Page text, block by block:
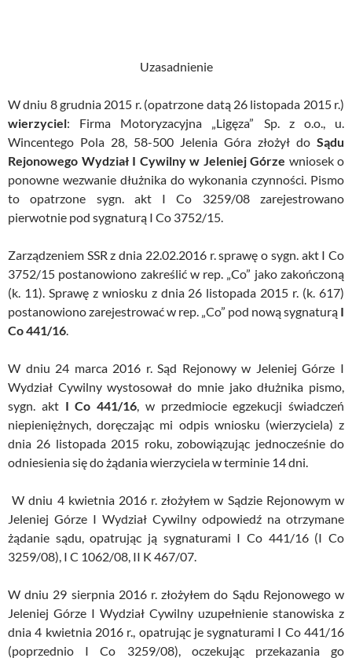
Uzasadnienie
W dniu 8 grudnia 2015 r. (opatrzone datą 26 listopada 2015 r.)
wierzyciel: Firma Motoryzacyjna „Ligęza” Sp. z o.o., u.
Wincentego Pola 28, 58-500 Jelenia Góra złożył do Sądu
Rejonowego Wydział I Cywilny w Jeleniej Górze wniosek o
ponowne wezwanie dłużnika do wykonania czynności. Pismo
to opatrzone sygn. akt I Co 3259/08 zarejestrowano
pierwotnie pod sygnaturą I Co 3752/15.
Zarządzeniem SSR z dnia 22.02.2016 r. sprawę o sygn. akt I Co
3752/15 postanowiono zakreślić w rep. „Co” jako zakończoną
(k. 11). Sprawę z wniosku z dnia 26 listopada 2015 r. (k. 617)
postanowiono zarejestrować w rep. „Co” pod nową sygnaturą I
Co 441/16.
W dniu 24 marca 2016 r. Sąd Rejonowy w Jeleniej Górze I
Wydział Cywilny wystosował do mnie jako dłużnika pismo,
sygn. akt I Co 441/16, w przedmiocie egzekucji świadczeń
niepieniężnych, doręczając mi odpis wniosku (wierzyciela) z
dnia 26 listopada 2015 roku, zobowiązując jednocześnie do
odniesienia się do żądania wierzyciela w terminie 14 dni.
W dniu 4 kwietnia 2016 r. złożyłem w Sądzie Rejonowym w
Jeleniej Górze I Wydział Cywilny odpowiedź na otrzymane
żądanie sądu, opatrując ją sygnaturami I Co 441/16 (I Co
3259/08), I C 1062/08, II K 467/07.
W dniu 29 sierpnia 2016 r. złożyłem do Sądu Rejonowego w
Jeleniej Górze I Wydział Cywilny uzupełnienie stanowiska z
dnia 4 kwietnia 2016 r., opatrując je sygnaturami I Co 441/16
(poprzednio I Co 3259/08), oczekując przekazania go